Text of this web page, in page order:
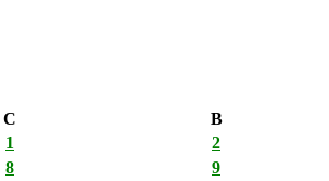
С
В
1
2
8
9